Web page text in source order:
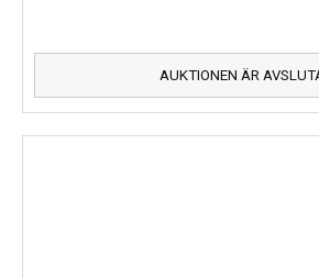
AUKTIONEN ÄR